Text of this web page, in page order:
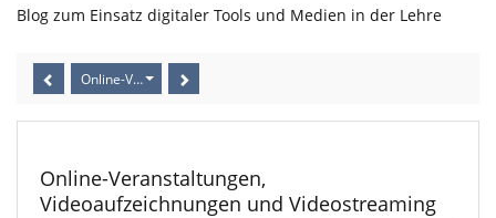
Blog zum Einsatz digitaler Tools und Medien in der Lehre
Online-Veranstaltungen, Videoaufzeichnungen und Videostreaming
Online-Veranstaltungen,
Videoaufzeichnungen und Videostreaming